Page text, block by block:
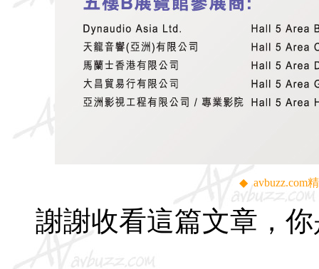
◆ avbuzz.com
謝謝收看這篇文章，